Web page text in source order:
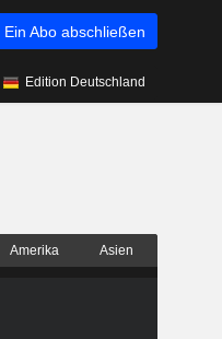
Ein Abo abschließen
Edition Deutschland
Amerika Asien